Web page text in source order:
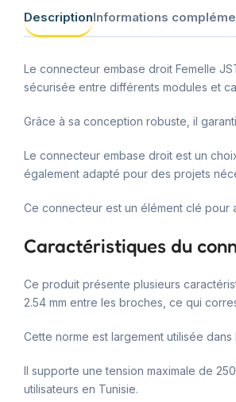
DescriptionInformations
Le connecteur embase droit Femelle
sécurisée entre différents modules et
Grâce à sa conception robuste, il
Le connecteur embase droit est un
également adapté pour des projets
Ce connecteur est un élément clé pour
Caractéristiques du
Ce produit présente plusieurs
2.54 mm entre les broches, ce qui
Cette norme est largement utilisée
Il supporte une tension maximale de
utilisateurs en Tunisie.